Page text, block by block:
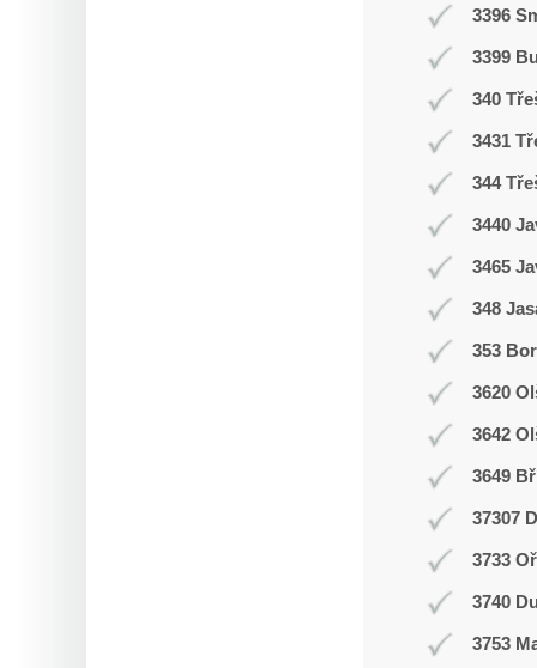
3396
3399
340
3431
344
3440
3465
348
353
3620
3642
3649
37307
3733
3740
3753